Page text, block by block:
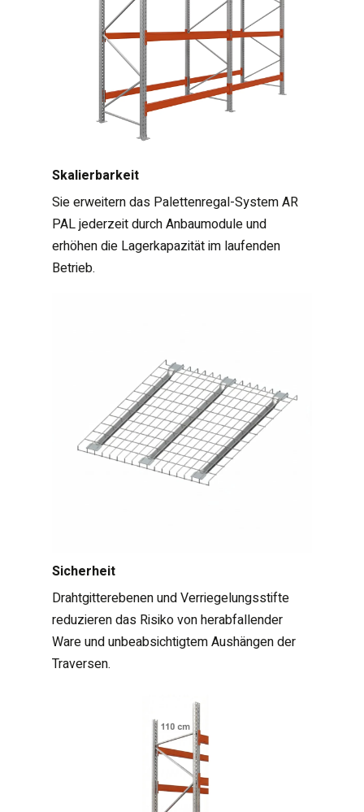
Skalierbarkeit
Sie erweitern das Palettenregal-System AR
PAL jederzeit durch Anbaumodule und
erhöhen die Lagerkapazität im laufenden
Betrieb.
Sicherheit
Drahtgitterebenen und Verriegelungsstifte
reduzieren das Risiko von herabfallender
Ware und unbeabsichtigtem Aushängen der
Traversen.